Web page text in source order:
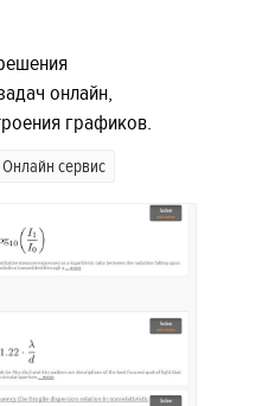
онлайн,
графиков.
Онлайн сервис